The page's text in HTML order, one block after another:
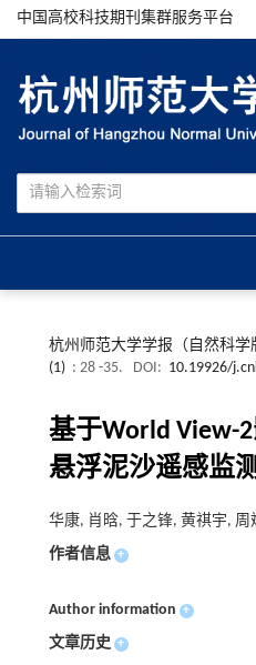
中国高校科技期刊集群服务平台
杭州师范大学学报（自然科学
(1) : 28 -35. DOI: 10.19926/
基于World View-
悬浮泥沙遥感监测
华康, 肖晗, 于之锋, 黄祺宇, 周
作者信息 +
Author information +
文章历史 +